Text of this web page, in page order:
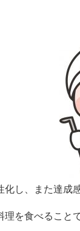
し、また達成
理を食べること